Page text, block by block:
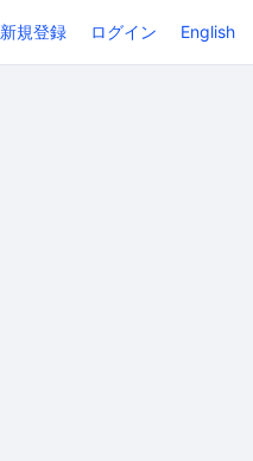
新規登録 ログイン English